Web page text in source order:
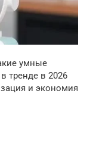
умные
тренде в 2026
и экономия